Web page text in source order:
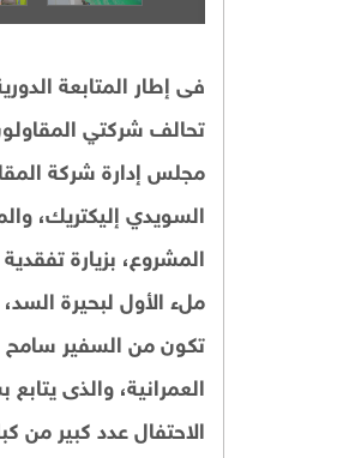
فى إطار المتابعة
تحالف شركتي
مجلس إدارة شركة
السويدي إليكتريك،
ملء الأول لبحيرة
تكون من السفير سامح
العمرانية، والذى
الاحتفال عدد كبير من